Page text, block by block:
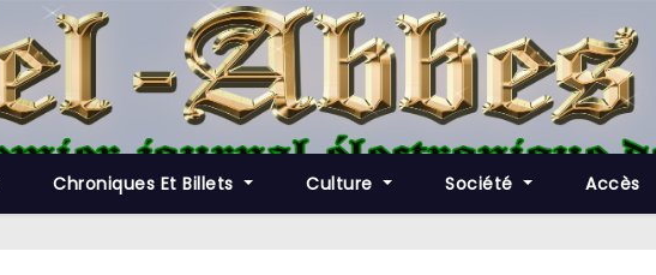
Chroniques Et Billets Culture Société Accès